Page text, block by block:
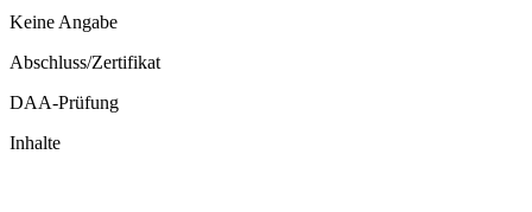
Keine Angabe
Abschluss/Zertifikat
DAA-Prüfung
Inhalte